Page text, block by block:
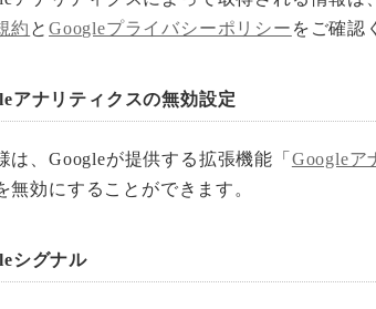
約 とGoogleプライバシーポリシー をご確認
アナリティクスの無効設定
は、Googleが提供する拡張機能「 Googleア
無効にすることができます。
シグナル